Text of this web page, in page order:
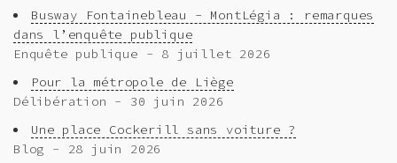
Busway Fontainebleau - MontLégia : remarques
dans l’enquête publique
Enquête publique - 8 juillet 2026
Pour la métropole de Liège
Délibération - 30 juin 2026
Une place Cockerill sans voiture ?
Blog - 28 juin 2026